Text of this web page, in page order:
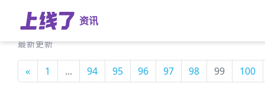
资讯
最新更新
« 1 ... 94 95 96 97 98 99 100